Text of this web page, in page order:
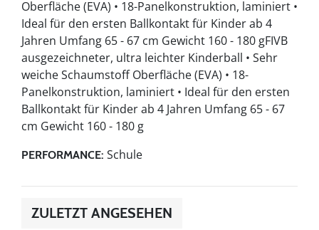
Oberfläche (EVA) • 18-Panelkonstruktion, laminiert •
Ideal für den ersten Ballkontakt für Kinder ab 4
Jahren Umfang 65 - 67 cm Gewicht 160 - 180 gFIVB
ausgezeichneter, ultra leichter Kinderball • Sehr
weiche Schaumstoff Oberfläche (EVA) • 18-
Panelkonstruktion, laminiert • Ideal für den ersten
Ballkontakt für Kinder ab 4 Jahren Umfang 65 - 67
cm Gewicht 160 - 180 g
PERFORMANCE: Schule
ZULETZT ANGESEHEN